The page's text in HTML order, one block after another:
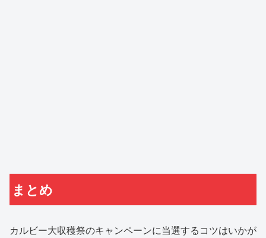
まとめ
カルビー大収穫祭のキャンペーンに当選するコツはいかが